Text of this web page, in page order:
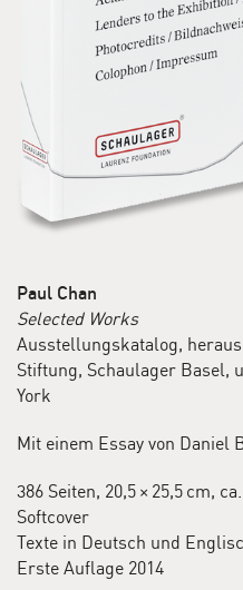
sich als ironisches Spiel
Scheinbarem.
Paul Chan, Social Security, 2012
Paul Chan
Selected Works
Ausstellungskatalog,
Stiftung, Schaulager Basel,
York
Mit einem Essay von Daniel
386 Seiten, 20,5 × 25,5 cm,
Softcover
Texte in Deutsch und
Erste Auflage 2014